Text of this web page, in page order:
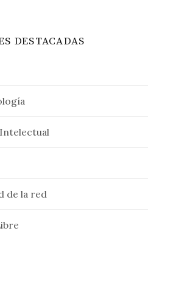
DESTACADAS
de la red